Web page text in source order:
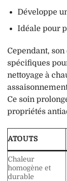
Développe
Idéale pour
Cependant,
spécifiques
nettoyage à
Ce soin
propriétés
ATOUTS
Chaleur
homogène et
durable